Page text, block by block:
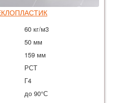
60 кг/м3
50 мм
159 мм
РСТ
Г4
до 90°С